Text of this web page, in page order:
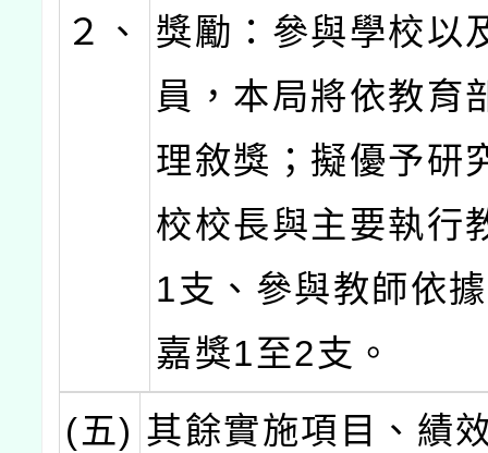
２、
獎勵：參與學校以
員，本局將依教育
理敘獎；擬優予研
校校長與主要執行
1支、參與教師依
嘉獎1至2支。
(五) 其餘實施項目、績